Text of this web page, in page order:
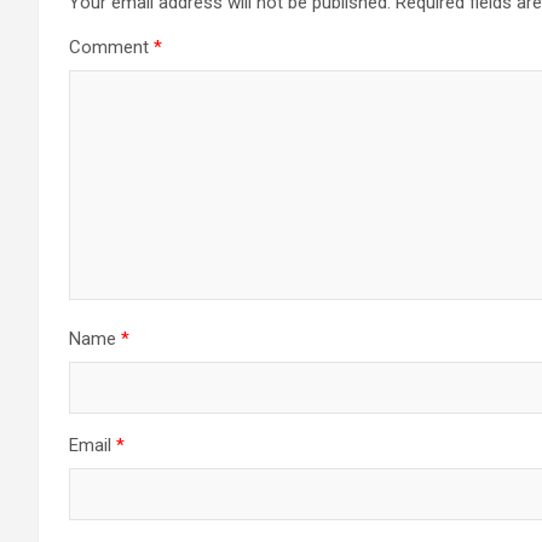
Comment *
Name *
Email *